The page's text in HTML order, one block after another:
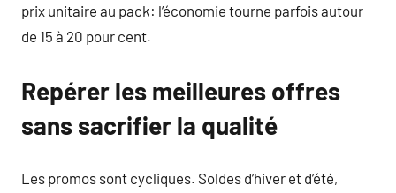
prix unitaire au pack: l’économie tourne parfois autour
de 15 à 20 pour cent.
Repérer les meilleures offres
sans sacrifier la qualité
Les promos sont cycliques. Soldes d’hiver et d’été,